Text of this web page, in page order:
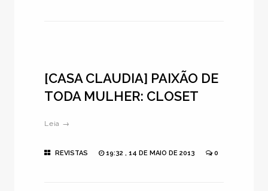
[CASA CLAUDIA] PAIXÃO DE
TODA MULHER: CLOSET
Leia →
REVISTAS 19:32 , 14 DE MAIO DE 2013 0